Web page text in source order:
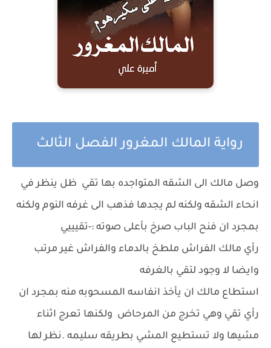
رواية المالك المغرور الفصل الثالث
وصل مالك الى الشقه المتواجده بها تقي ظل ينظر في
انحاء الشقه ولكنه لم يجدها فذهب الى غرفه النوم ولكنه
بمجرد ان فنح الباب صرخ بأعلى صوته :-تقيييي
رأي مالك الفراش ملطخ بالدماء والفراش غير مرتب
وايضا لا وجود لتقي بالغرفه
استطاع مالك ان يأخذ انفاسه المسحوبه منه بمجرد ان
رأي تقي وهي تخرج من المرحاض ولكنها تعرج اثناء
مشيها ولا تستطيع المشي بطريقه سليمه .نظر لها